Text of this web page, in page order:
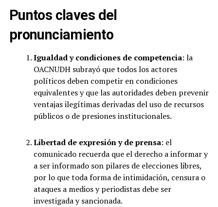
Puntos claves del
pronunciamiento
Igualdad y condiciones de competencia: la
OACNUDH subrayó que todos los actores
políticos deben competir en condiciones
equivalentes y que las autoridades deben prevenir
ventajas ilegítimas derivadas del uso de recursos
públicos o de presiones institucionales.
Libertad de expresión y de prensa: el
comunicado recuerda que el derecho a informar y
a ser informado son pilares de elecciones libres,
por lo que toda forma de intimidación, censura o
ataques a medios y periodistas debe ser
investigada y sancionada.